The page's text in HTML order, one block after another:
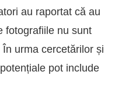
au raportat că au
fotografiile nu sunt
urma cercetărilor și
pot include